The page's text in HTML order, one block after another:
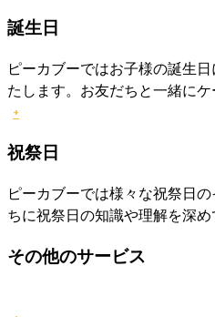
誕生日
ピーカブーではお子様の誕生
たします。お友だちと一緒にケ
+
祝祭日
ピーカブーでは様々な祝祭日
ちに祝祭日の知識や理解を深め
その他のサービス